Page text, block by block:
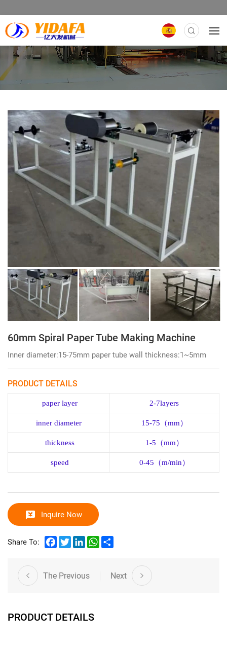
60mm Spiral Paper Tube Making Machine
Inner diameter:15-75mm paper tube wall thickness:1~5mm
PRODUCT DETAILS
paper layer 2-7layers
inner diameter 15-75 （mm）
thickness 1-5 （mm）
speed 0-45 （m/min）
Inquire Now
Share To: Facebook
TwitterLinkedInWhatsApp
The Previous Next
PRODUCT DETAILS